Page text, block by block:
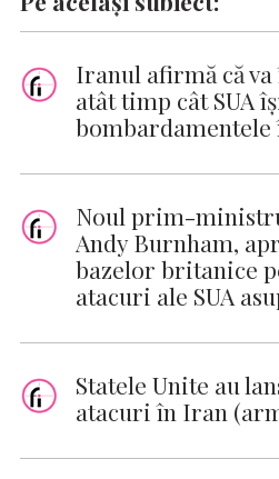
Iranul afirmă că
atât timp cât SUA
bombardamentele
Noul prim-
Andy Burnham,
bazelor britanice
atacuri ale SUA
Statele Unite au
atacuri în Iran